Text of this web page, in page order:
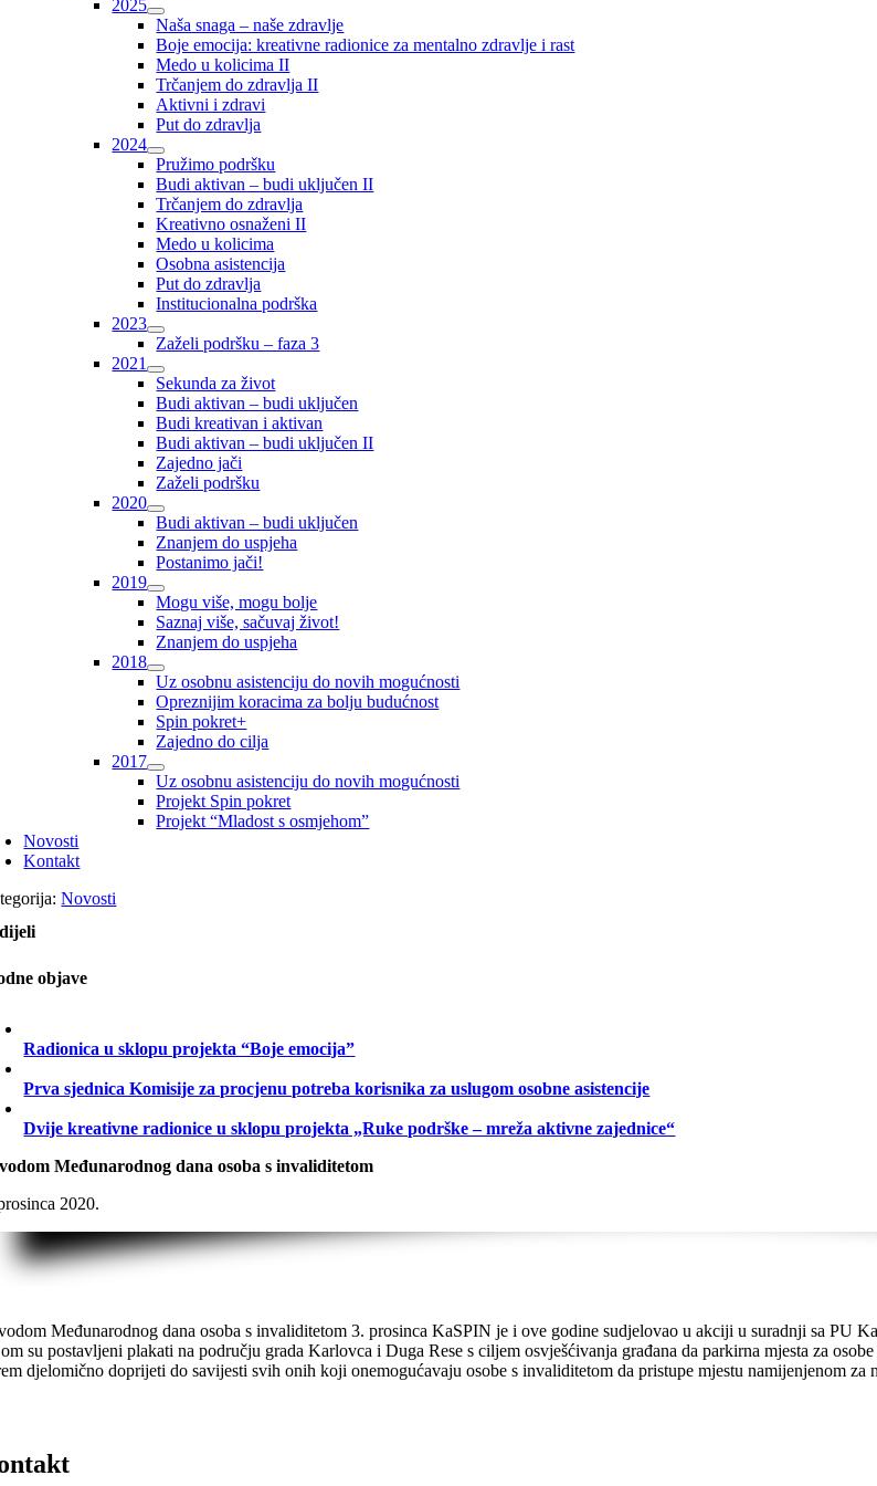
2025
Naša snaga – naše zdravlje
Boje emocija: kreativne radionice za mentalno zdravlje i rast
Medo u kolicima II
Trčanjem do zdravlja II
Aktivni i zdravi
Put do zdravlja
2024
Pružimo podršku
Budi aktivan – budi uključen II
Trčanjem do zdravlja
Kreativno osnaženi II
Medo u kolicima
Osobna asistencija
Put do zdravlja
Institucionalna podrška
2023
Zaželi podršku – faza 3
2021
Sekunda za život
Budi aktivan – budi uključen
Budi kreativan i aktivan
Budi aktivan – budi uključen II
Zajedno jači
Zaželi podršku
2020
Budi aktivan – budi uključen
Znanjem do uspjeha
Postanimo jači!
2019
Mogu više, mogu bolje
Saznaj više, sačuvaj život!
Znanjem do uspjeha
2018
Uz osobnu asistenciju do novih mogućnosti
Opreznijim koracima za bolju budućnost
Spin pokret+
Zajedno do cilja
2017
Uz osobnu asistenciju do novih mogućnosti
Projekt Spin pokret
Projekt “Mladost s osmjehom”
Novosti
Kontakt
Novosti
objave
Radionica u sklopu projekta “Boje emocija”
Prva sjednica Komisije za procjenu potreba korisnika za uslugom osobne asistencije
Dvije kreativne radionice u sklopu projekta „Ruke podrške – mreža aktivne zajednice“
Međunarodnog dana osoba s invaliditetom
2020.
Međunarodnog dana osoba s invaliditetom 3. prosinca KaSPIN je i ove godine sudjelovao u akciji u suradnji sa PU
su postavljeni plakati na području grada Karlovca i Duga Rese s ciljem osvješćivanja građana da parkirna mjesta za
djelomično doprijeti do savijesti svih onih koji onemogućavaju osobe s invaliditetom da pristupe mjestu namijenjenom za